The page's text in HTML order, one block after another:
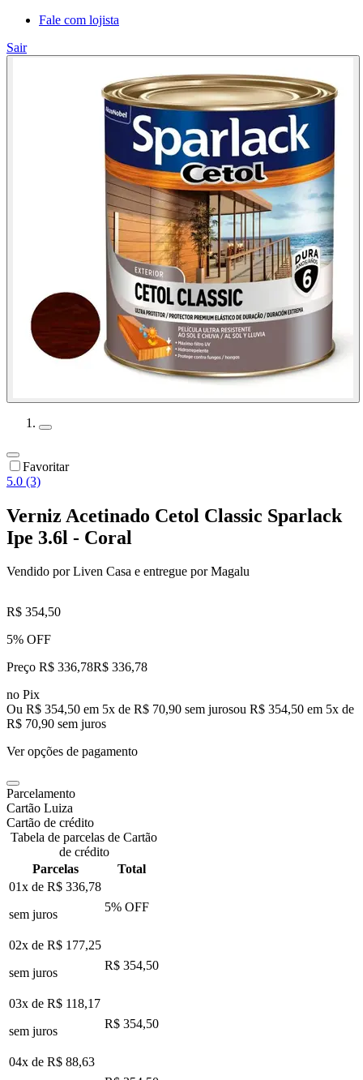
Fale com lojista
Sair
Favoritar
5.0 (3)
Verniz Acetinado Cetol Classic Sparlack
Ipe 3.6l - Coral
Vendido porLiven Casa e entregue por Magalu
R$ 354,50
5% OFF
Preço R$ 336,78R$ 336,78
no Pix
Ou R$ 354,50 em 5x de R$ 70,90 sem jurosou R$ 354,50 em 5x de
R$ 70,90 sem juros
Ver opções de pagamento
Parcelamento
Cartão Luiza
Cartão de crédito
Tabela de parcelas de Cartão
de crédito
Parcelas
Total
01x de R$ 336,78
sem juros
5% OFF
02x de R$ 177,25
sem juros
R$ 354,50
03x de R$ 118,17
sem juros
R$ 354,50
04x de R$ 88,63